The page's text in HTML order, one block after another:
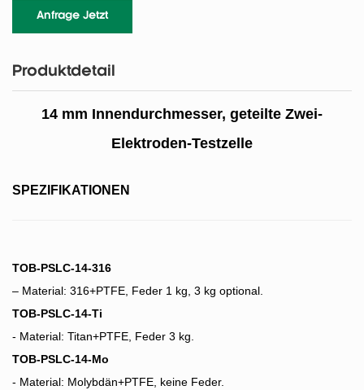
Anfrage Jetzt
Produktdetail
14 mm Innendurchmesser, geteilte Zwei-
Elektroden-Testzelle
SPEZIFIKATIONEN
TOB-PSLC-14-316
– Material: 316+PTFE, Feder 1 kg, 3 kg optional.
TOB-PSLC-14-Ti
- Material: Titan+PTFE, Feder 3 kg.
TOB-PSLC-14-Mo
- Material: Molybdän+PTFE, keine Feder.